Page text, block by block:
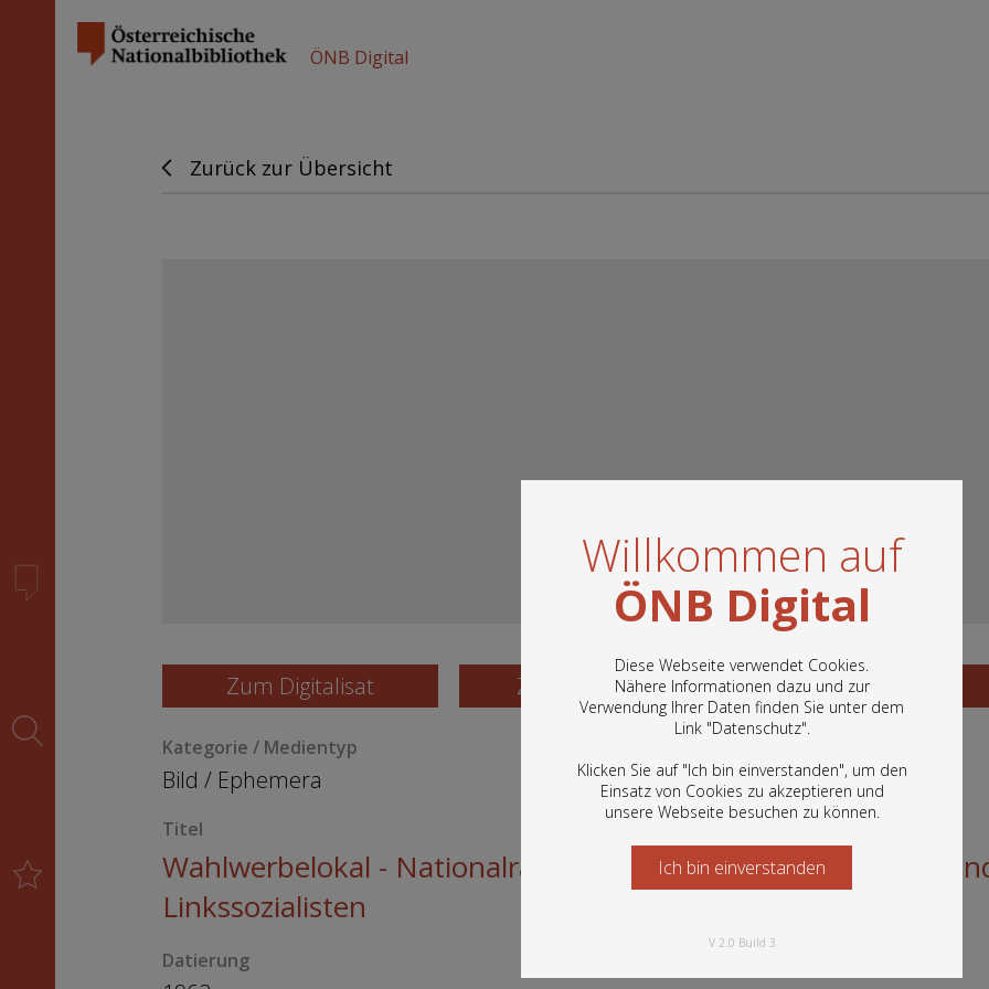
Willkommen auf
ÖNB Digital
Diese Webseite verwendet Cookies.
Nähere Informationen dazu und zur
Verwendung Ihrer Daten finden Sie unter dem
Link "Datenschutz".
Klicken Sie auf "Ich bin einverstanden", um den
Einsatz von Cookies zu akzeptieren und
unsere Webseite besuchen zu können.
In diesem Portal finden Sie die digitalen
Bestände der Österreichischen
Grafiken und vieles mehr.
Ich bin einverstanden
Starten Sie jetzt
V 2.0 Build 3
ÖNB Digital
Zurück zur Übersicht
Zum Digitalisat Zum Katalogisat Zur Vorschau
Kategorie / Medientyp
Bild / Ephemera
Titel
Wahlwerbelokal - Nationalratswahlen 1962 - Kommunisten
Linkssozialisten
Datierung